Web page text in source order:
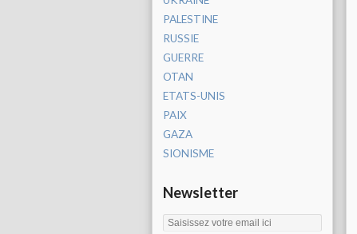
PALESTINE
RUSSIE
GUERRE
OTAN
ETATS-UNIS
PAIX
GAZA
SIONISME
Newsletter